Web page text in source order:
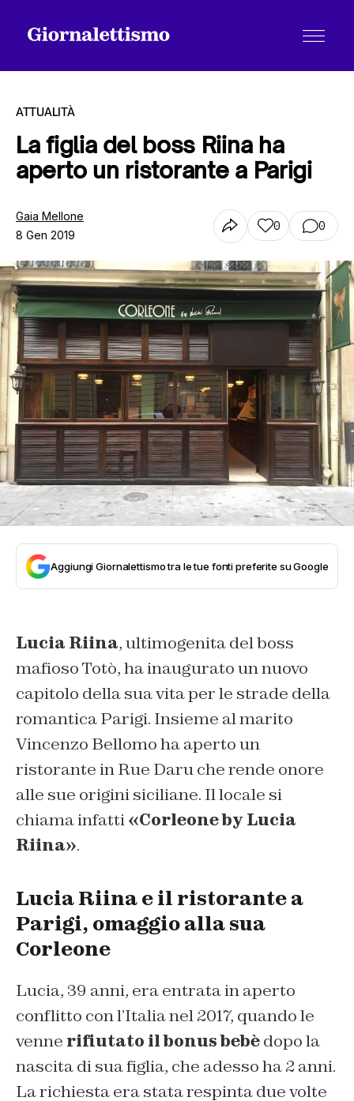
Tutti gli articoli
Chi siamo
Contatti
ATTUALITÀ
La figlia del boss Riina ha
aperto un ristorante a Parigi
Gaia Mellone
8 Gen 2019
0 0
Aggiungi Giornalettismo tra le tue fonti preferite su Google
Lucia Riina, ultimogenita del boss
mafioso Totò, ha inaugurato un nuovo
capitolo della sua vita per le strade della
romantica Parigi. Insieme al marito
Vincenzo Bellomo ha aperto un
ristorante in Rue Daru che rende onore
alle sue origini siciliane. Il locale si
chiama infatti«Corleone by Lucia
Riina».
Lucia Riina e il ristorante a
Parigi, omaggio alla sua
Corleone
Lucia, 39 anni, era entrata in aperto
conflitto con l’Italia nel 2017, quando le
venne rifiutato il bonus bebèdopo la
nascita di sua figlia, che adesso ha 2 anni.
La richiesta era stata respinta due volte